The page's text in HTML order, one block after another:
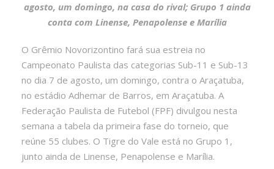
agosto, um domingo, na casa do rival; Grupo 1 ainda
conta com Linense, Penapolense e Marília
O Grêmio Novorizontino fará sua estreia no
Campeonato Paulista das categorias Sub-11 e Sub-13
no dia 7 de agosto, um domingo, contra o Araçatuba,
no estádio Adhemar de Barros, em Araçatuba. A
Federação Paulista de Futebol (FPF) divulgou nesta
semana a tabela da primeira fase do torneio, que
reúne 55 clubes. O Tigre do Vale está no Grupo 1,
junto ainda de Linense, Penapolense e Marília.